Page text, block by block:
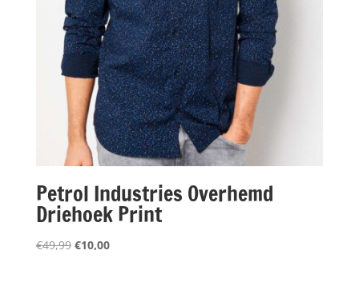
Petrol Industries Overhemd
Driehoek Print
€49,99 Oorspronkelijke
€10,00Huidige